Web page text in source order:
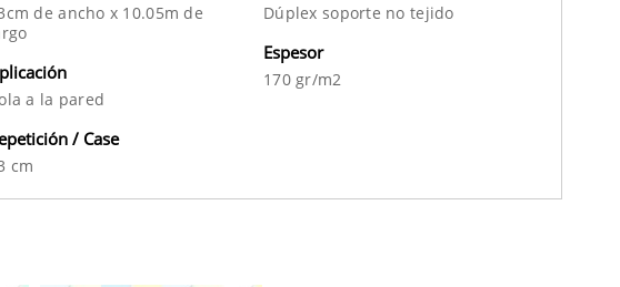
de ancho x 10.05m de
a la pared
/ Case
cm
Dúplex soporte no tejido
Espesor
170 gr/m2